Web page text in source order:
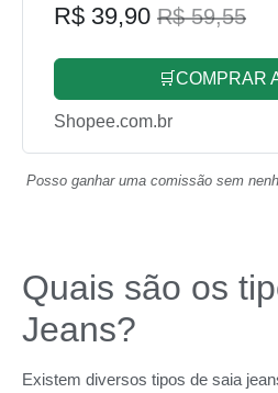
R$ 39,90 R$ 59,55
🛒COMPRAR
Shopee.com.br
Posso ganhar uma comissão sem
Quais são os
Jeans?
Existem diversos tipos de saia